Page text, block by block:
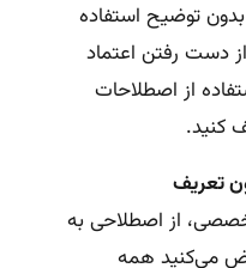
توضیح استفاده
دست رفتن اعتماد
از اصطلاحات
کنید.
تعریف
از اصطلاحی به
می‌کنید همه